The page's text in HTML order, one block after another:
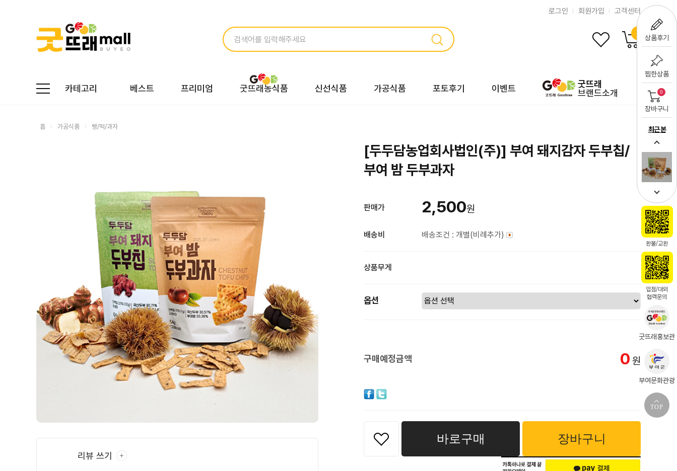
상품후기
찜한상품
0
장바구니
최근 본
환불/교환
입점/대외
협력문의
굿뜨래홍보관
부여문화관광
TOP
로그인 회원가입 고객센터
카테고리 베스트 프리미엄 굿뜨래농식품 신선식품 가공식품 포토후기 이벤트
굿뜨래
브랜드소개
홈 가공식품 빵/떡/과자
리뷰 쓰기
[두두담농업회사법인(주)] 부여 돼지감자 두부칩/
부여 밤 두부과자
판매가 2,500원
배송비 배송조건 : 개별(비례추가)
상품무게
옵션
구매예정금액 0 원
바로구매 장바구니